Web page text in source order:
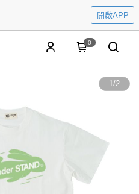
開啟APP
0
1/2